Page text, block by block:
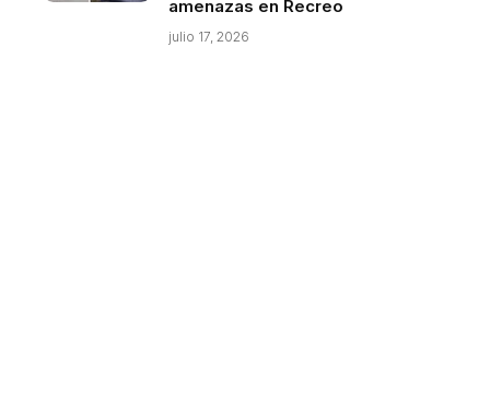
amenazas en Recreo
julio 17, 2026